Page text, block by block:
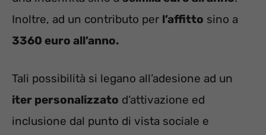
Inoltre, ad un contributo per l’affitto sino a
3360 euro all’anno.
Tali possibilità si legano all’adesione ad un
iter personalizzato d’attivazione ed
inclusione dal punto di vista sociale e